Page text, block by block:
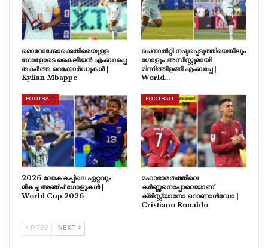
മൊറോക്കോക്കെതിരെയുള്ള
ഗോളോടെ കൈലിയൻ എംബാപ്പെ
തകർത്ത റെക്കോർഡുകൾ |
Kylian Mbappe
പെനാൽറ്റി നഷ്ടപ്പെടുത്തിയെങ്കിലും
ഗോളും അസിസ്റ്റുമായി
മിന്നിത്തിളങ്ങി എംബപ്പേ |
World…
FOOTBALL
2026 ലോകകപ്പിലെ ഏറ്റവും
മികച്ച അഞ്ച് ഗോളുകൾ |
World Cup 2026
FOOTBALL
മഹാഭാരതത്തിലെ
കർണ്ണനെപ്പോലെയാണ്
ക്രിസ്റ്റ്യാനോ റൊണാൾഡോ |
Cristiano Ronaldo
PREV NEXT